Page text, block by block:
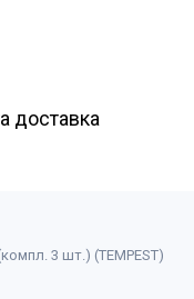
доставка
3 шт.) (TEMPEST)